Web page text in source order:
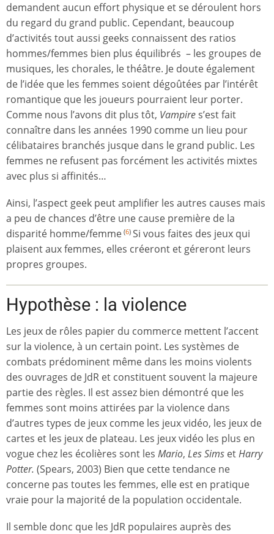
demandent aucun effort physique et se déroulent hors
du regard du grand public. Cependant, beaucoup
d’activités tout aussi geeks connaissent des ratios
hommes/femmes bien plus équilibrés – les groupes de
musiques, les chorales, le théâtre. Je doute également
de l’idée que les femmes soient dégoûtées par l’intérêt
romantique que les joueurs pourraient leur porter.
Comme nous l’avons dit plus tôt, Vampires’est fait
connaître dans les années 1990 comme un lieu pour
célibataires branchés jusque dans le grand public. Les
femmes ne refusent pas forcément les activités mixtes
avec plus si affinités…
Ainsi, l’aspect geek peut amplifier les autres causes mais
a peu de chances d’être une cause première de la
disparité homme/femme (6) Si vous faites des jeux qui
plaisent aux femmes, elles créeront et géreront leurs
propres groupes.
Hypothèse : la violence
Les jeux de rôles papier du commerce mettent l’accent
sur la violence, à un certain point. Les systèmes de
combats prédominent même dans les moins violents
des ouvrages de JdR et constituent souvent la majeure
partie des règles. Il est assez bien démontré que les
femmes sont moins attirées par la violence dans
d’autres types de jeux comme les jeux vidéo, les jeux de
cartes et les jeux de plateau. Les jeux vidéo les plus en
vogue chez les écolières sont les Mario, Les Sims etHarry
Potter. (Spears, 2003) Bien que cette tendance ne
concerne pas toutes les femmes, elle est en pratique
vraie pour la majorité de la population occidentale.
Il semble donc que les JdR populaires auprès des